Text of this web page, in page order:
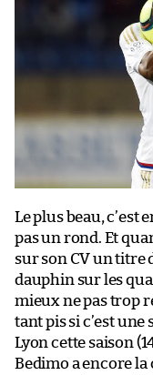
Le plus beau,
pas un rond. Et
sur son CV un titre
dauphin sur les
mieux ne pas trop
tant pis si c’est
Lyon cette saison
Bedimo a encore